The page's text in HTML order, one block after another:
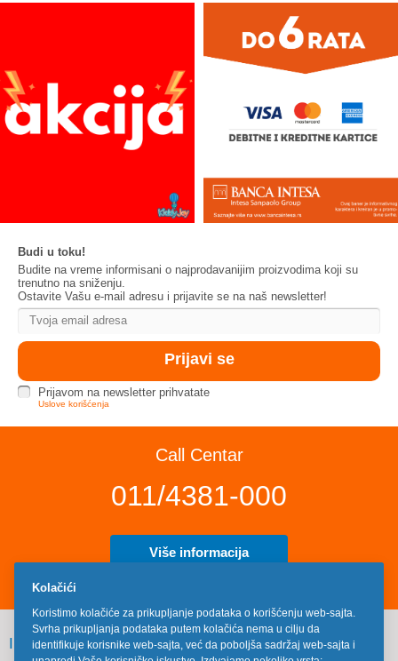
Budi u toku!
Budite na vreme informisani o najprodavanijim proizvodima koji su
trenutno na sniženju.
Ostavite Vašu e-mail adresu i prijavite se na naš newsletter!
Prijavom na newsletter prihvatate
Uslove korišćenja
Call Centar
011/4381-000
Više informacija
INFORMACIJE
Kolačići
Koristimo kolačiće za prikupljanje podataka o korišćenju web-sajta.
Svrha prikupljanja podataka putem kolačića nema u cilju da
identifikuje korisnike web-sajta, već da poboljša sadržaj web-sajta i